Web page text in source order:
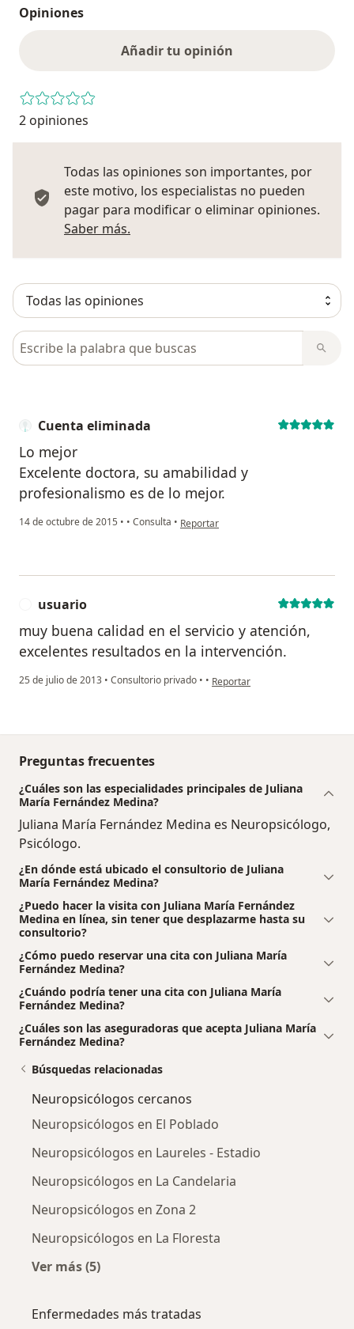
Opiniones
Añadir tu opinión
2 opiniones
Todas las opiniones son importantes, por
este motivo, los especialistas no pueden
pagar para modificar o eliminar opiniones.
Saber más.
Busca en opiniones
Cuenta eliminada
Lo mejor
Excelente doctora, su amabilidad y
profesionalismo es de lo mejor.
14 de octubre de 2015 • • Consulta • en opinión del usuario Cuenta
Reportar
usuario
muy buena calidad en el servicio y atención,
excelentes resultados en la intervención.
25 de julio de 2013 • Consultorio privado • • en opinión del usuario usuario
Reportar
Preguntas frecuentes
¿Cuáles son las especialidades principales de Juliana
María Fernández Medina?
Juliana María Fernández Medina es Neuropsicólogo,
Psicólogo.
¿En dónde está ubicado el consultorio de Juliana
María Fernández Medina?
¿Puedo hacer la visita con Juliana María Fernández
Medina en línea, sin tener que desplazarme hasta su
consultorio?
¿Cómo puedo reservar una cita con Juliana María
Fernández Medina?
¿Cuándo podría tener una cita con Juliana María
Fernández Medina?
¿Cuáles son las aseguradoras que acepta Juliana María
Fernández Medina?
Búsquedas relacionadas
Neuropsicólogos cercanos
Neuropsicólogos en El Poblado
Neuropsicólogos en Laureles - Estadio
Neuropsicólogos en La Candelaria
Neuropsicólogos en Zona 2
Neuropsicólogos en La Floresta
Ver más (5)
Enfermedades más tratadas